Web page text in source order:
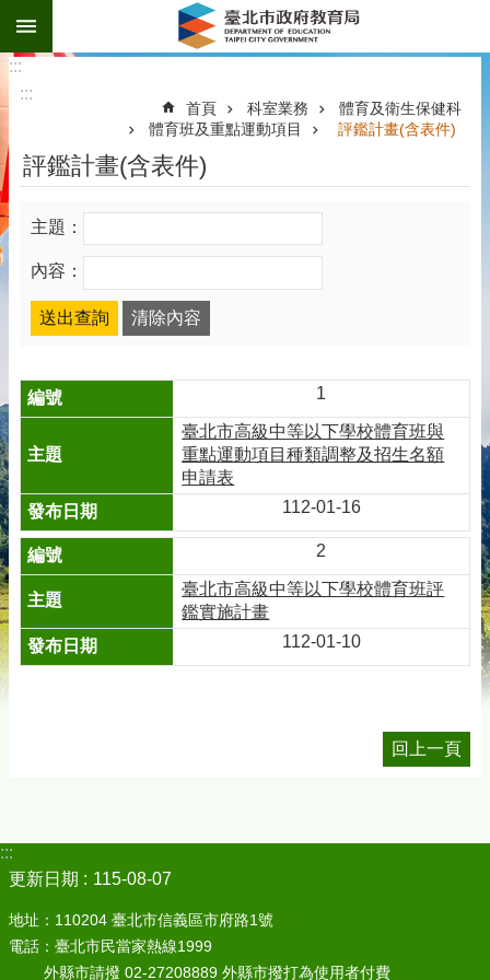
跳到主要內容區塊
:::
:::
首頁 科室業務
體育及衛生保健科
體育班及重點運動項目
評鑑計畫(含表件)
評鑑計畫(含表件)
主題：
內容：
1
臺北市高級中等以下學校體育班與
重點運動項目種類調整及招生名額
申請表
112-01-16
2
臺北市高級中等以下學校體育班評
鑑實施計畫
112-01-10
回上一頁
:::
更新日期
115-08-07
地址：110204 臺北市信義區市府路1號
電話：臺北市民當家熱線1999
外縣市請撥 02-27208889 外縣市撥打為使用者付費